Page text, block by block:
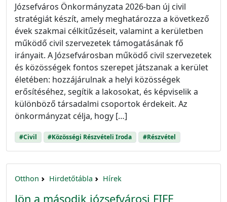
Józsefváros Önkormányzata 2026-ban új civil
stratégiát készít, amely meghatározza a következő
évek szakmai célkitűzéseit, valamint a kerületben
működő civil szervezetek támogatásának fő
irányait. A Józsefvárosban működő civil szervezetek
és közösségek fontos szerepet játszanak a kerület
életében: hozzájárulnak a helyi közösségek
erősítéséhez, segítik a lakosokat, és képviselik a
különböző társadalmi csoportok érdekeit. Az
önkormányzat célja, hogy […]
#Civil #Közösségi Részvételi Iroda #Részvétel
Otthon Hirdetőtábla Hírek
Jön a második józsefvárosi FIFE